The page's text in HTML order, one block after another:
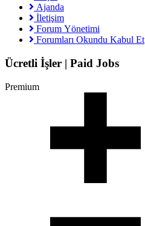
Ajanda
İletişim
Forum Yönetimi
Forumları Okundu Kabul Et
Ücretli İşler | Paid Jobs
Premium